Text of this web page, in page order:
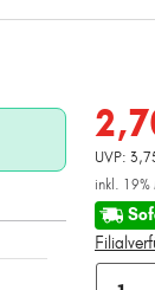
UVP:
inkl. 19%